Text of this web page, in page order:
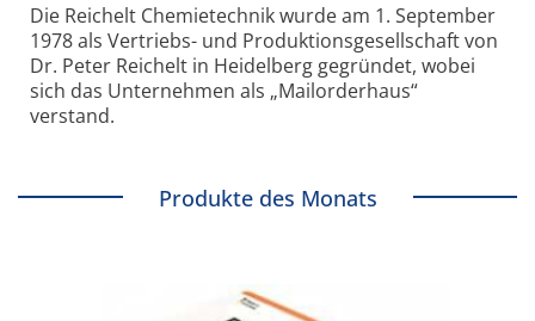
Die Reichelt Chemietechnik wurde am 1. September
1978 als Vertriebs- und Produktionsgesellschaft von
Dr. Peter Reichelt in Heidelberg gegründet, wobei
sich das Unternehmen als „Mailorderhaus“
verstand.
Produkte des Monats